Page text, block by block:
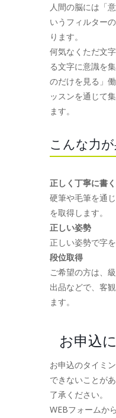
人間の脳には「
いうフィルター
ります。
何気なくただ文
る文字に意識を
のだけを見る」
ッスンを通じて
ます。
こんな力
正しく丁寧に書
硬筆や毛筆を通
を取得します。
正しい姿勢
正しい姿勢で字
段位取得
ご希望の方は、
出品などで、客
ます。
お申込
お申込のタイミ
できないことが
了承ください。
WEBフォームか